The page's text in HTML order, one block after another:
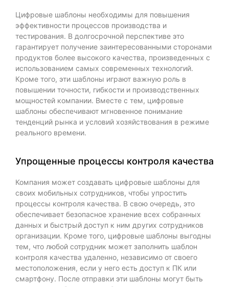
Цифровые шаблоны необходимы для повышения
эффективности процессов производства и
тестирования. В долгосрочной перспективе это
гарантирует получение заинтересованными сторонами
продуктов более высокого качества, произведенных с
использованием самых современных технологий.
Кроме того, эти шаблоны играют важную роль в
повышении точности, гибкости и производственных
мощностей компании. Вместе с тем, цифровые
шаблоны обеспечивают мгновенное понимание
тенденций рынка и условий хозяйствования в режиме
реального времени.
Упрощенные процессы контроля качества
Компания может создавать цифровые шаблоны для
своих мобильных сотрудников, чтобы упростить
процессы контроля качества. В свою очередь, это
обеспечивает безопасное хранение всех собранных
данных и быстрый доступ к ним других сотрудников
организации. Кроме того, цифровые шаблоны выгодны
тем, что любой сотрудник может заполнить шаблон
контроля качества удаленно, независимо от своего
местоположения, если у него есть доступ к ПК или
смартфону. После отправки эти шаблоны могут быть